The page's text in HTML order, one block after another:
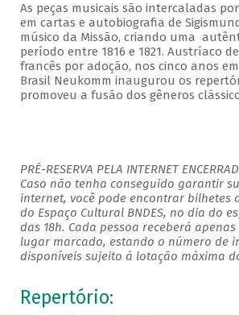
As peças musicais são intercaladas
em cartas e autobiografia de
músico da Missão, criando uma
período entre 1816 e 1821. Austríaco
francês por adoção, nos cinco anos
Brasil Neukomm inaugurou os
promoveu a fusão dos gêneros
PRÉ-RESERVA PELA INTERNET
Caso não tenha conseguido garantir
internet, você pode encontrar bilhetes
do Espaço Cultural BNDES, no dia do
das 18h. Cada pessoa receberá
lugar marcado, estando o número de
disponíveis sujeito à lotação máxima
Repertório: